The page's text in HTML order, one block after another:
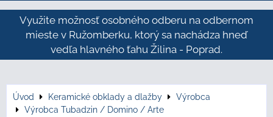
Využite možnosť osobného odberu na odbernom
mieste v Ružomberku, ktorý sa nachádza hneď
vedľa hlavného ťahu Žilina - Poprad.
Úvod Keramické obklady a dlažby
Výrobca
Výrobca Tubadzin / Domino / Arte